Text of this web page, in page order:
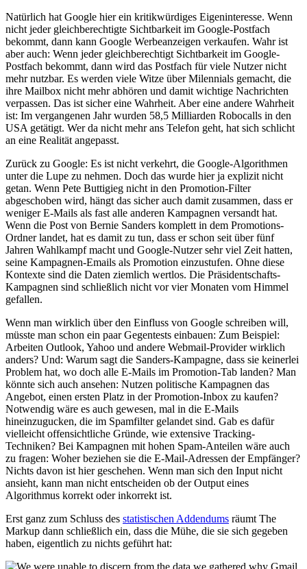
Natürlich hat Google hier ein kritikwürdiges Eigeninteresse. Wenn
nicht jeder gleichberechtigte Sichtbarkeit im Google-Postfach
bekommt, dann kann Google Werbeanzeigen verkaufen. Wahr ist
aber auch: Wenn jeder gleichberechtigt Sichtbarkeit im Google-
Postfach bekommt, dann wird das Postfach für viele Nutzer nicht
mehr nutzbar. Es werden viele Witze über Milennials gemacht, die
ihre Mailbox nicht mehr abhören und damit wichtige Nachrichten
verpassen. Das ist sicher eine Wahrheit. Aber eine andere Wahrheit
ist: Im vergangenen Jahr wurden 58,5 Milliarden Robocalls in den
USA getätigt. Wer da nicht mehr ans Telefon geht, hat sich schlicht
an eine Realität angepasst.
Zurück zu Google: Es ist nicht verkehrt, die Google-Algorithmen
unter die Lupe zu nehmen. Doch das wurde hier ja explizit nicht
getan. Wenn Pete Buttigieg nicht in den Promotion-Filter
abgeschoben wird, hängt das sicher auch damit zusammen, dass er
weniger E-Mails als fast alle anderen Kampagnen versandt hat.
Wenn die Post von Bernie Sanders komplett in dem Promotions-
Ordner landet, hat es damit zu tun, dass er schon seit über fünf
Jahren Wahlkampf macht und Google-Nutzer sehr viel Zeit hatten,
seine Kampagnen-Emails als Promotion einzustufen. Ohne diese
Kontexte sind die Daten ziemlich wertlos. Die Präsidentschafts-
Kampagnen sind schließlich nicht vor vier Monaten vom Himmel
gefallen.
Wenn man wirklich über den Einfluss von Google schreiben will,
müsste man schon ein paar Gegentests einbauen: Zum Beispiel:
Arbeiten Outlook, Yahoo und andere Webmail-Provider wirklich
anders? Und: Warum sagt die Sanders-Kampagne, dass sie keinerlei
Problem hat, wo doch alle E-Mails im Promotion-Tab landen? Man
könnte sich auch ansehen: Nutzen politische Kampagnen das
Angebot, einen ersten Platz in der Promotion-Inbox zu kaufen?
Notwendig wäre es auch gewesen, mal in die E-Mails
hineinzugucken, die im Spamfilter gelandet sind. Gab es dafür
vielleicht offensichtliche Gründe, wie extensive Tracking-
Techniken? Bei Kampagnen mit hohen Spam-Anteilen wäre auch
zu fragen: Woher beziehen sie die E-Mail-Adressen der Empfänger?
Nichts davon ist hier geschehen. Wenn man sich den Input nicht
ansieht, kann man nicht entscheiden ob der Output eines
Algorithmus korrekt oder inkorrekt ist.
Erst ganz zum Schluss des statistischen Addendums räumt The
Markup dann schließlich ein, dass die Mühe, die sie sich gegeben
haben, eigentlich zu nichts geführt hat: